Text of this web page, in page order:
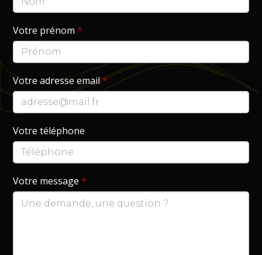
Votre prénom*
Votre adresse email*
Votre téléphone
Votre message*